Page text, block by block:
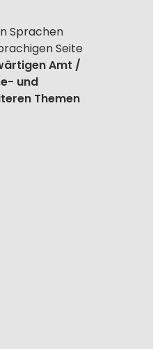
Sprachen
Seite
Amt /
und
Themen